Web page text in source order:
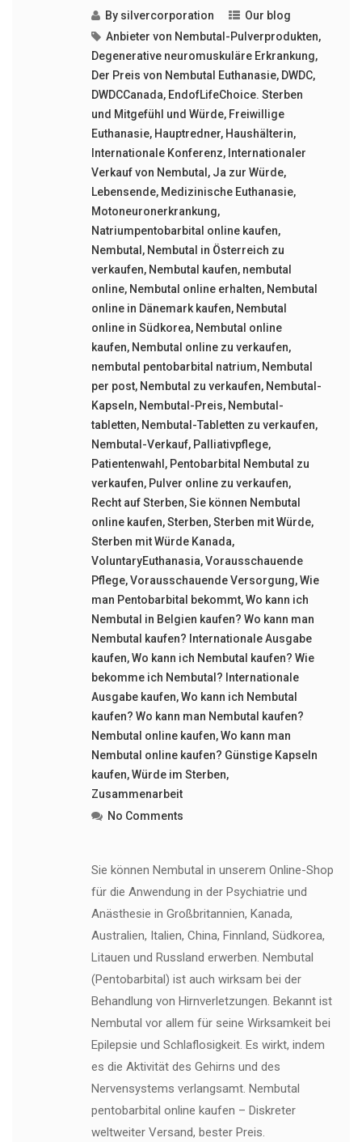
By silvercorporation
Our blog
Anbieter von Nembutal-Pulverprodukten,
Degenerative neuromuskuläre Erkrankung,
Der Preis von Nembutal Euthanasie, DWDC,
DWDCCanada, EndofLifeChoice. Sterben
und Mitgefühl und Würde, Freiwillige
Euthanasie, Hauptredner, Haushälterin,
Internationale Konferenz, Internationaler
Verkauf von Nembutal , Ja zur Würde,
Lebensende, Medizinische Euthanasie,
Motoneuronerkrankung,
Natriumpentobarbital online kaufen,
Nembutal , Nembutal in Österreich zu
verkaufen, Nembutal kaufen, nembutal
online, Nembutal online erhalten, Nembutal
online in Dänemark kaufen, Nembutal
online in Südkorea, Nembutal online
kaufen, Nembutal online zu verkaufen,
nembutal pentobarbital natrium, Nembutal
per post, Nembutal zu verkaufen, Nembutal-
Kapseln, Nembutal-Preis, Nembutal-
tabletten, Nembutal-Tabletten zu verkaufen,
Nembutal-Verkauf, Palliativpflege,
Patientenwahl , Pentobarbital Nembutal zu
verkaufen, Pulver online zu verkaufen,
Recht auf Sterben,Sie können Nembutal
online kaufen,Sterben,Sterben mit Würde,
Sterben mit Würde Kanada,
VoluntaryEuthanasia,Vorausschauende
Pflege,Vorausschauende Versorgung,Wie
man Pentobarbital bekommt,Wo kann ich
Nembutal in Belgien kaufen? Wo kann man
Nembutal kaufen? Internationale Ausgabe
kaufen,Wo kann ich Nembutal kaufen? Wie
bekomme ich Nembutal? Internationale
Ausgabe kaufen,Wo kann ich Nembutal
kaufen? Wo kann man Nembutal kaufen?
Nembutal online kaufen,Wo kann man
Nembutal online kaufen? Günstige Kapseln
kaufen,Würde im Sterben,
Zusammenarbeit
No Comments
Sie können Nembutal in unserem Online-Shop
für die Anwendung in der Psychiatrie und
Anästhesie in Großbritannien, Kanada,
Australien, Italien, China, Finnland, Südkorea,
Litauen und Russland erwerben. Nembutal
(Pentobarbital) ist auch wirksam bei der
Behandlung von Hirnverletzungen. Bekannt ist
Nembutal vor allem für seine Wirksamkeit bei
Epilepsie und Schlaflosigkeit. Es wirkt, indem
es die Aktivität des Gehirns und des
Nervensystems verlangsamt. Nembutal
pentobarbital online kaufen – Diskreter
weltweiter Versand, bester Preis.